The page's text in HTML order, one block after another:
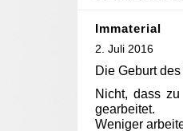
Immaterial
2. Juli 2016
Die Geburt
Nicht, dass
gearbeitet.
Weniger